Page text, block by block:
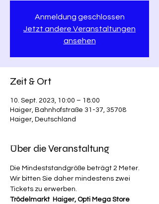
Anmeldung geschlossen
Jetzt andere Veranstaltungen
ansehen
Zeit & Ort
10. Sept. 2023, 10:00 – 18:00
Haiger, Bahnhofstraße 31-37, 35708
Haiger, Deutschland
Über die Veranstaltung
Die Mindeststandgröße beträgt 2 Meter.
Wir bitten Sie daher mindestens zwei
Tickets zu erwerben.
Trödelmarkt  Haiger, Opti Mega Store